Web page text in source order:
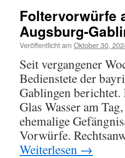
Foltervorwürfe
Augsburg-
Veröffentlicht am Oktober 30,
Seit vergangener
Bedienstete der
Gablingen
Glas Wasser am
ehemalige
Vorwürfe.
Weiterlesen →